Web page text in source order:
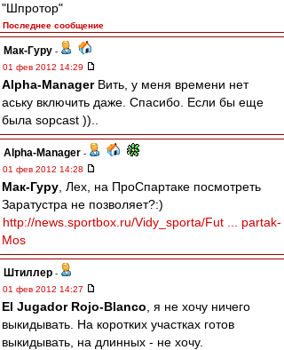
"Шпротор"
Последнее сообщение
Мак-Гуру -
01 фев 2012 14:29
Alpha-ManagerВить, у меня времени нет
аську включить даже. Спасибо. Если бы еще
была sopcast ))..
Alpha-Manager -
01 фев 2012 14:28
Мак-Гуру , Лех, на ПроСпартаке посмотреть
Заратустра не позволяет?:)
http://news.sportbox.ru/Vidy_sporta/Fut ... partak-
Mos
Штиллер -
01 фев 2012 14:27
El Jugador Rojo-Blanco , я не хочу ничего
выкидывать. На коротких участках готов
выкидывать, на длинных - не хочу.